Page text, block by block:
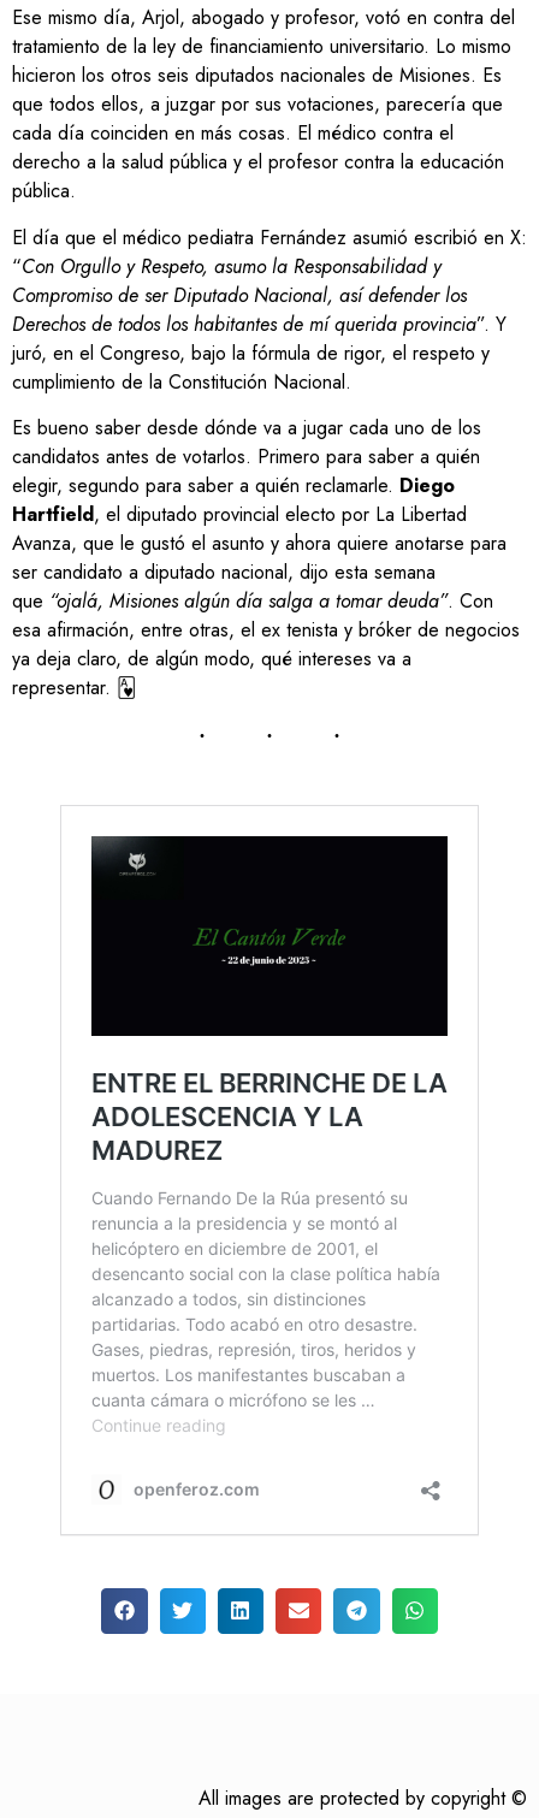
Ese mismo día, Arjol, abogado y profesor, votó en contra del
tratamiento de la ley de financiamiento universitario. Lo mismo
hicieron los otros seis diputados nacionales de Misiones. Es
que todos ellos, a juzgar por sus votaciones, parecería que
cada día coinciden en más cosas. El médico contra el
derecho a la salud pública y el profesor contra la educación
pública.
El día que el médico pediatra Fernández asumió escribió en X:
“Con Orgullo y Respeto, asumo la Responsabilidad y
Compromiso de ser Diputado Nacional, así defender los
Derechos de todos los habitantes de mí querida provincia”. Y
juró, en el Congreso, bajo la fórmula de rigor, el respeto y
cumplimiento de la Constitución Nacional.
Es bueno saber desde dónde va a jugar cada uno de los
candidatos antes de votarlos. Primero para saber a quién
elegir, segundo para saber a quién reclamarle. Diego
Hartfield, el diputado provincial electo por La Libertad
Avanza, que le gustó el asunto y ahora quiere anotarse para
ser candidato a diputado nacional, dijo esta semana
que “ojalá, Misiones algún día salga a tomar deuda”. Con
esa afirmación, entre otras, el ex tenista y bróker de negocios
ya deja claro, de algún modo, qué intereses va a
representar. 🂱
All images are protected by copyright ©